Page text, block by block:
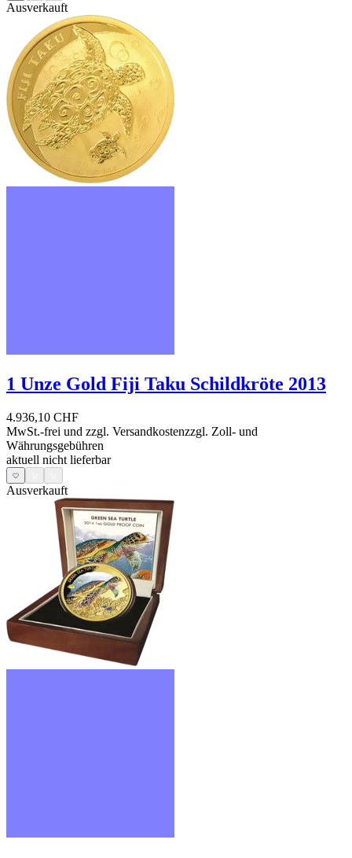
Ausverkauft
1 Unze Gold Fiji Taku Schildkröte 2013
4.936,10 CHF
MwSt.-frei und zzgl. Versandkostenzzgl. Zoll- und
Währungsgebühren
aktuell nicht lieferbar
Ausverkauft